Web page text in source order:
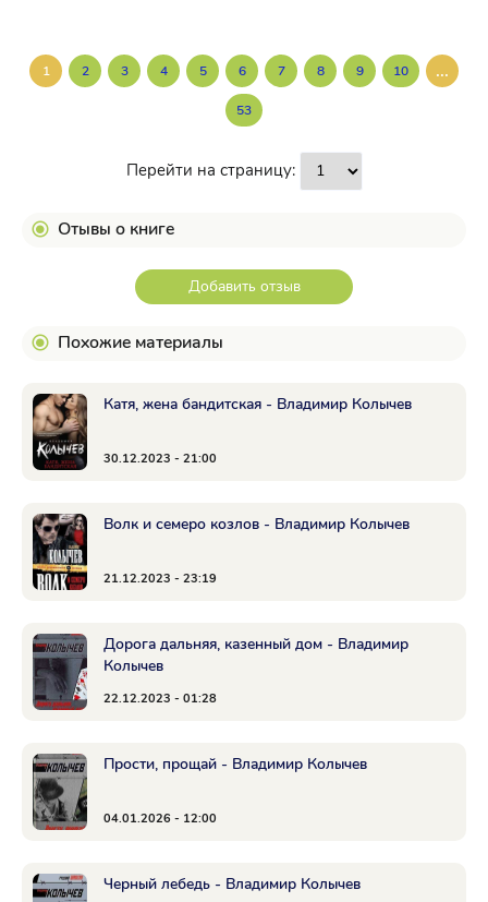
1 2 3 4 5 6 7 8 9 10 ...
53
Перейти на страницу:
Отывы о книге
Добавить отзыв
Похожие материалы
Катя, жена бандитская - Владимир Колычев
30.12.2023 - 21:00
Волк и семеро козлов - Владимир Колычев
21.12.2023 - 23:19
Дорога дальняя, казенный дом - Владимир
Колычев
22.12.2023 - 01:28
Прости, прощай - Владимир Колычев
04.01.2026 - 12:00
Черный лебедь - Владимир Колычев